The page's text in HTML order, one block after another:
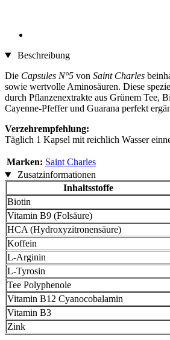
Beschreibung
Die Capsules N°5 von Saint Charles
sowie wertvolle Aminosäuren. Diese
durch Pflanzenextrakte aus Grünem Tee,
Cayenne-Pfeffer und Guarana perfekt
Verzehrempfehlung:
Täglich 1 Kapsel mit reichlich Wasser
Marken: Saint Charles
Zusatzinformationen
Inhaltsstoffe
Biotin
Vitamin B9 (Folsäure)
HCA (Hydroxyzitronensäure)
Koffein
L-Arginin
L-Tyrosin
Tee Polyphenole
Vitamin B12 Cyanocobalamin
Vitamin B3
Zink